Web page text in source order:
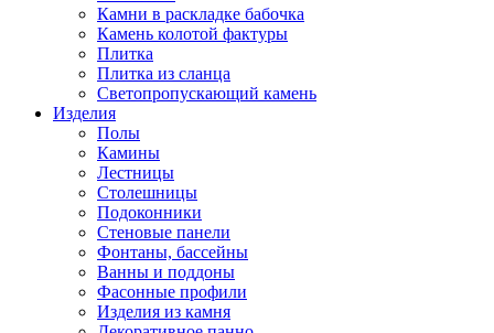
Камни в раскладке бабочка
Камень колотой фактуры
Плитка
Плитка из сланца
Светопропускающий камень
Изделия
Полы
Камины
Лестницы
Столешницы
Подоконники
Стеновые панели
Фонтаны, бассейны
Ванны и поддоны
Фасонные профили
Изделия из камня